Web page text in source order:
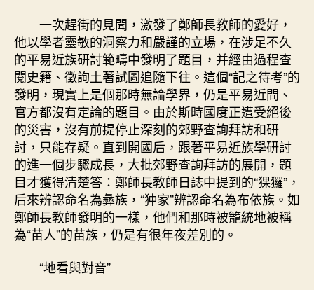
一次趕街的見聞，激發了鄭師長教師的愛好，
他以學者靈敏的洞察力和嚴謹的立場，在涉足不久
的平易近族研討範疇中發明了題目，并經由過程查
閱史籍、徵詢土著試圖追隨下往。這個“記之待考”的
發明，現實上是個那時無論學界，仍是平易近間、
官方都沒有定論的題目。由於斯時國度正遭受絕後
的災害，沒有前提停止深刻的郊野查詢拜訪和研
討，只能存疑。直到開國后，跟著平易近族學研討
的進一個步驟成長，大批郊野查詢拜訪的展開，題
目才獲得清楚答：鄭師長教師日誌中提到的“猓玀”，
后來辨認命名為彝族，“狆家”辨認命名為布依族。如
鄭師長教師發明的一樣，他們和那時被籠統地被稱
為“苗人”的苗族，仍是有很年夜差別的。
“地看與對音”